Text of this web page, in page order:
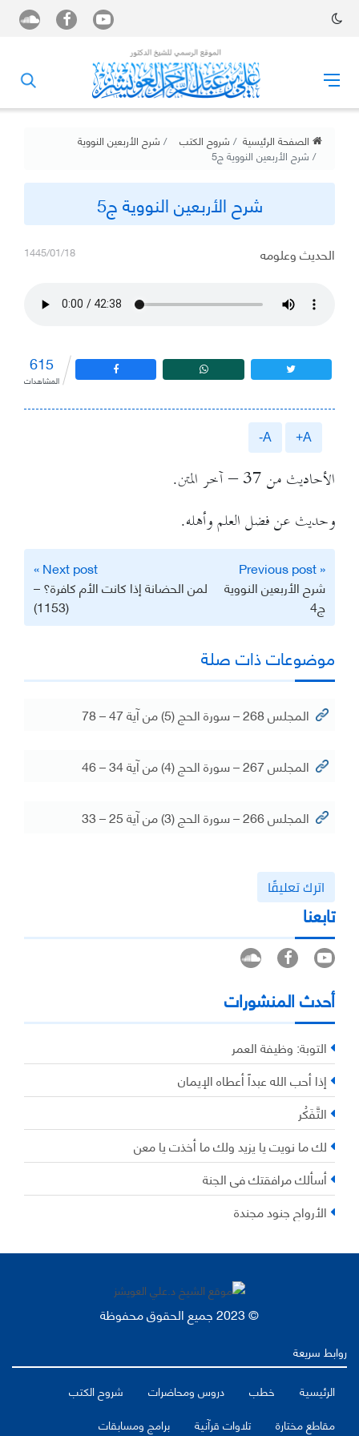
الصفحة الرئيسية شروح الكتب شرح الأربعين النووية
شرح الأربعين النووية ج5
شرح الأربعين النووية ج5
1445/01/18 الحديث وعلومه
615
المشاهدات
A+
A-
الأحاديث من 37 – آخر المتن.
وحديث عن فضل العلم وأهله.
تصفّح
المقالات
« Previous post
شرح الأربعين النووية
ج4
Next post »
لمن الحضانة إذا كانت الأم كافرة؟ –
(1153)
موضوعات ذات صلة
المجلس 268 – سورة الحج (5) من آية 47 – 78
المجلس 267 – سورة الحج (4) من آية 34 – 46
المجلس 266 – سورة الحج (3) من آية 25 – 33
اترك تعليقًا
تابعنا
أحدث المنشورات
التوبة: وظيفة العمر
إذا أحب الله عبداً أعطاه الإيمان
التَّفَكُر
لك ما نويت يا يزيد ولك ما أخذت يا معن
أسألك مرافقتك في الجنة
الأرواح جنود مجندة
© 2023 جميع الحقوق محفوظة
روابط سريعة
الرئيسية
خطب دروس ومحاضرات
شروح الكتب
مقاطع مختارة
تلاوات قرآنية برامج ومسابقات